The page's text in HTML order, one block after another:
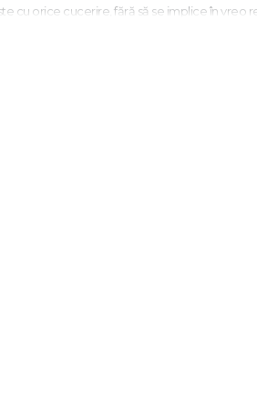
cu orice cucerire, fără să se implice în vreo
Steel." -
într-o poveste care îi va face pe cititori să se
că este o premiată autoare de cărți
la Taekwondo, e obsedată de gramatică,
familia ei. Lui Helen îi place foarte mult să